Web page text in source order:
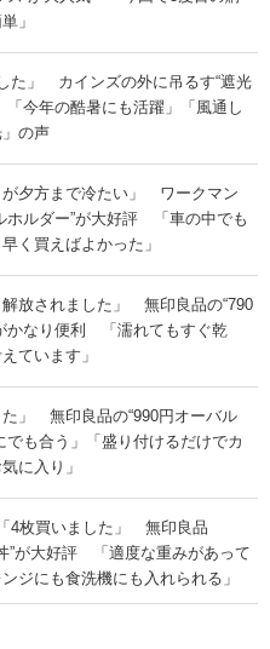
」
た」 カインズの外に吊るす“遮光
今年の酷暑にも活躍」「風通し
の声
が夕方まで冷たい」 ワークマン
ホルダー”が大好評 「車の中でも
く買えばよかった」
解放されました」 無印良品の“790
かなり便利 「濡れてもすぐ乾
ています」
た」 無印良品の“990円オーバル
も合う」「盛り付けるだけでカ
に入り」
4枚買いました」 無印良品
”が大好評 「適度な重みがあって
ジにも食洗機にも入れられる」